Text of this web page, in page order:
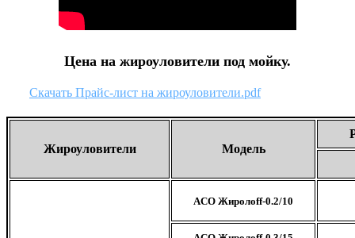
Цена на жироуловители под мойку.
Скачать Прайс-лист на жироуловители.pdf
Жироуловители Модель
ACO Жиролоff-0.2/10